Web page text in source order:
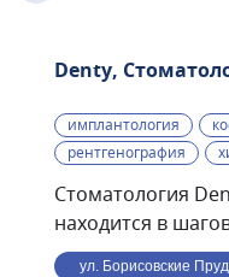
Denty,
имплантология
рентгенография
Стоматология
находится в
от станции метро
ул. Борисовские